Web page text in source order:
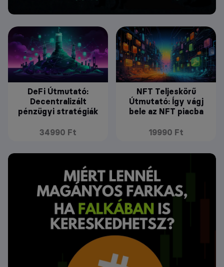
DeFi Útmutató:
Decentralizált
pénzügyi stratégiák
34990 Ft
NFT Teljeskörű
Útmutató: Így vágj
bele az NFT piacba
19990 Ft